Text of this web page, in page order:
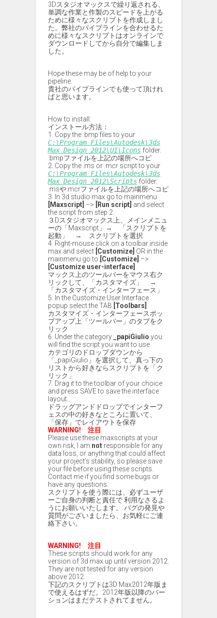
3Dスタジオマックスで繰り返される、
単調な作業と作製のスピードを上がる
ために様々なスクリプトを作成しまし
た。弊社のパイプラインを合わせるた
めに様々なスクリプトはオンラインで
ダウンロードしてから自分で編集しま
した。
Hope these may be of help to your
pipeline.
貴社のパイプラインでも使って頂けれ
ばと思います。
How to install:
インストール方法：
1. Copy the .bmp files to your
C:\Program Files\Autodesk\3ds
Max Design 2012\UI\Icons folder.
.bmpファイルを上記の場所へコピ
2. Copy the .ms or .mcr script to your
C:\Program Files\Autodesk\3ds
Max Design 2012\Scripts folder.
.msや.mcrファイルを上記の場所へコピ
3. In 3d studio max go to mainmenu
[Maxscript] –> [Run script] and select
the script from step 2.
３Dスタジオマックス上、メインメニュ
ーの「Maxscript」→ 「スクリプトを
起動」 → スクリプトを選択
4. Right-mouse click on a toolbar inside
max and select [Customize] OR in the
mainmenu go to [Customize] –>
[Customize user-interface]
マックス上のツールバーをマウス右ク
リックして、「カスタマイズ」 →
「カスタマイズ・インターフェース」
5. In the Customize User Interface
popup select the TAB [Toolbars]
カスタマイズ・インターフェースポッ
プアップ上「ツールバー」のタブをク
リック
6. Under the category
_papiGiulio you
will find the script you want to use
カテゴリのドロップダウンから
「_papiGiulio」を選択して、真っ下の
リストから好きならスクリプトを「ク
リック」
7. Drag it to the toolbar of your choice
and press SAVE to save the interface
layout.
ドラッグアンドドロップでインターフ
ェスの中の好きなところに置いて、
「保存」でレイアウトを保存
WARNING! 注目
Please use these maxscripts at your
own risk, I am not responsible for any
data loss, or anything that could affect
your project’s stability, so please save
your file before using these scripts.
Contact me if you find some bugs or
have any questions.
スクリプトを使う際には、必ずユーザ
ーご自身の判断と責任で 利用なさるよ
うにお願いいたします。 バグの発見や
質問がございましたら、お気軽にご連
絡下さい。
WARNING! 注目
These scripts should work for any
version of 3d max up until version 2012.
They are not tested for any version
above 2012.
下記のスクリプトは3D Max2012年版ま
で使えるはずだ。2012年版以降のバー
ションはまだテストされてません。